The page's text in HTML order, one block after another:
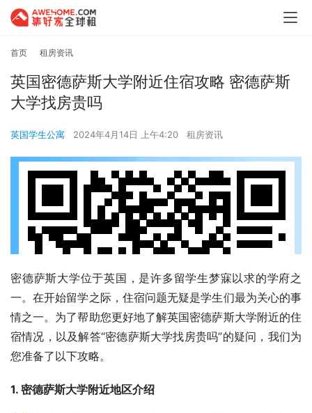
首页 租房资讯
英国密德萨斯大学附近住宿攻略 密德萨斯
大学找房贵吗
英国学生公寓 2024年4月14日 上午4:20 租房资讯
密德萨斯大学位于英国，是许多留学生梦寐以求的学府之
一。在开始留学之际，住宿问题无疑是学生们最为关心的事
情之一。为了帮助您更好地了解英国密德萨斯大学附近的住
宿情况，以及解答“密德萨斯大学找房贵吗”的疑问，我们为
您准备了以下攻略。
1. 密德萨斯大学附近地区介绍